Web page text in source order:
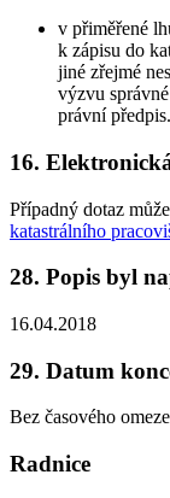
v přiměřené
k zápisu do
jiné zřejmé
výzvu
právní předpis.
16.
Případný dotaz
katastrálního
28. Popis byl
16.04.2018
29. Datum
Bez časového
Radnice